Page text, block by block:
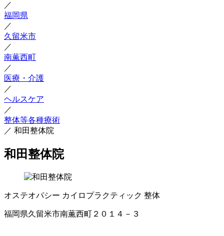
／
福岡県
／
久留米市
／
南薫西町
／
医療・介護
／
ヘルスケア
／
整体等各種療術
／ 和田整体院
和田整体院
オステオパシー カイロプラクティック 整体
福岡県久留米市南薫西町２０１４－３